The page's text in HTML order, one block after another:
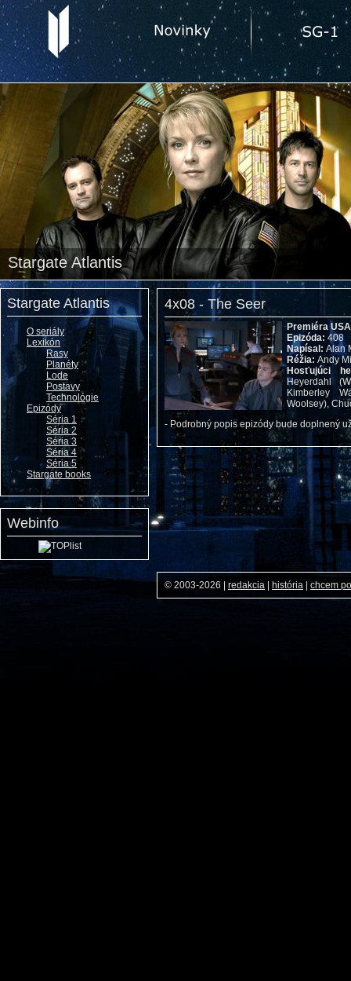
Stargate Atlantis
Stargate Atlantis
O seriály
Lexikón
Rasy
Planéty
Lode
Postavy
Technológie
Epizódy
Séria 1
Séria 2
Séria 3
Séria 4
Séria 5
Stargate books
Webinfo
4x08 - The Seer
Premiéra
Epizóda: 408
Napísal: Alan
Réžia: Andy
Hosťujúci
Heyerdahl
Kimberley
Woolsey),
- Podrobný popis epizódy bude doplnený
© 2003-2026 redakcia história chcem